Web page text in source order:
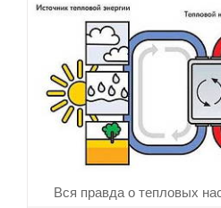
Вся правда о тепловых